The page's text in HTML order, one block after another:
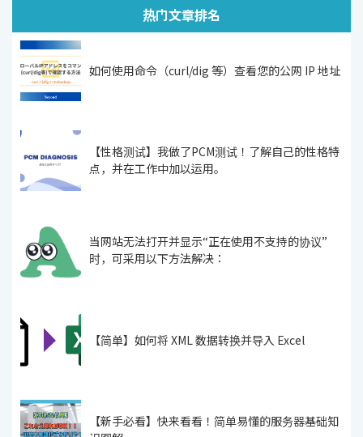
热门文章排名
如何使用命令（curl/dig 等）查看您的公网 IP 地址
【性格测试】我做了PCM测试！了解自己的性格特
点，并在工作中加以运用。
当网站无法打开并显示“正在使用不支持的协议”
时，可采用以下方法解决：
【简单】如何将 XML 数据转换并导入 Excel
【新手必看】快来看看！简单易懂的服务器基础知